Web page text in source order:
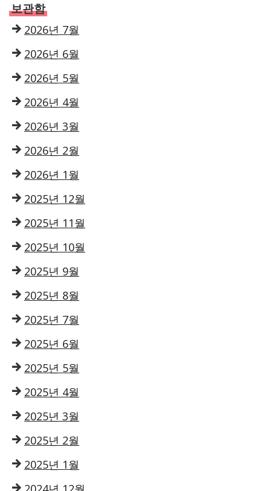
보관함
2026년 7월
2026년 6월
2026년 5월
2026년 4월
2026년 3월
2026년 2월
2026년 1월
2025년 12월
2025년 11월
2025년 10월
2025년 9월
2025년 8월
2025년 7월
2025년 6월
2025년 5월
2025년 4월
2025년 3월
2025년 2월
2025년 1월